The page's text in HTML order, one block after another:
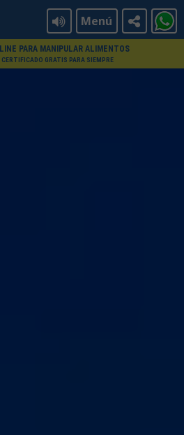
Menú
PARA MANIPULAR ALIMENTOS
GRATIS PARA SIEMPRE